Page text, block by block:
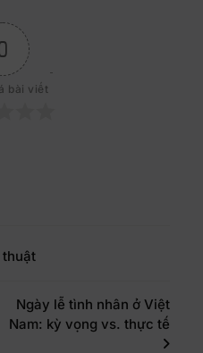
bài viết
thuật
Ngày lễ tình nhân ở Việt
Nam: kỳ vọng vs. thực tế